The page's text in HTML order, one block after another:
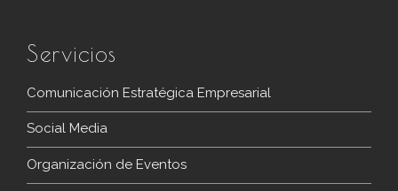
Servicios
Comunicación Estratégica Empresarial
Social Media
Organización de Eventos